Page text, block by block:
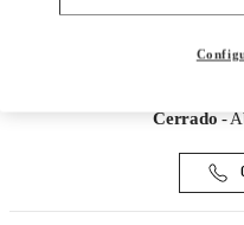
Cerrado -